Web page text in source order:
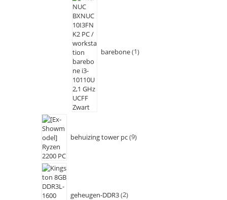
barebone 1
behuizing tower pc 9
geheugen-DDR3 2